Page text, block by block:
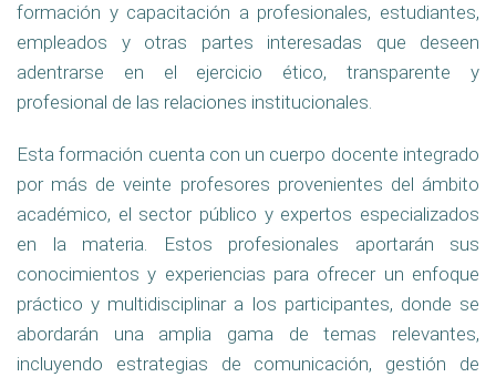
formación y capacitación a profesionales, estudiantes,
empleados y otras partes interesadas que deseen
adentrarse en el ejercicio ético, transparente y
profesional de las relaciones institucionales.
Esta formación cuenta con un cuerpo docente integrado
por más de veinte profesores provenientes del ámbito
académico, el sector público y expertos especializados
en la materia. Estos profesionales aportarán sus
conocimientos y experiencias para ofrecer un enfoque
práctico y multidisciplinar a los participantes, donde se
abordarán una amplia gama de temas relevantes,
incluyendo estrategias de comunicación, gestión de